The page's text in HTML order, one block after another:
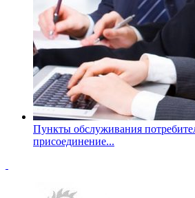
Пункты обслуживания
присоединение...